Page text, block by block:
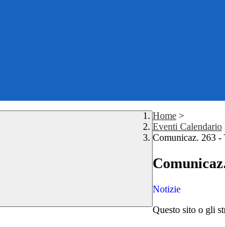
Home >
Eventi Calendario
Comunicaz. 263 -
Notizie
Questo sito o gli